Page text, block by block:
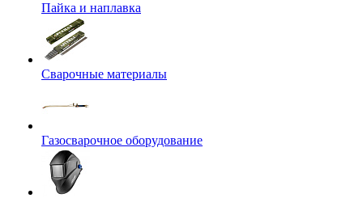
Пайка и наплавка
Сварочные материалы
Газосварочное оборудование